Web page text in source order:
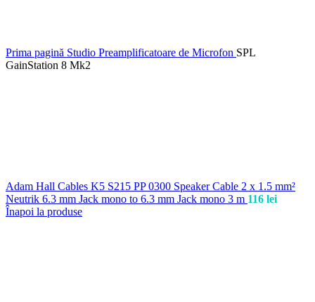
Prima pagină Studio Preamplificatoare de Microfon SPL
GainStation 8 Mk2
Adam Hall Cables K5 S215 PP 0300 Speaker Cable 2 x 1.5 mm²
Neutrik 6.3 mm Jack mono to 6.3 mm Jack mono 3 m 116 lei
Înapoi la produse